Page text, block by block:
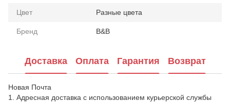
Цвет Разные цвета
Бренд B&B
Доставка Оплата Гарантия Возврат
Новая Почта
1. Адресная доставка с использованием курьерской службы